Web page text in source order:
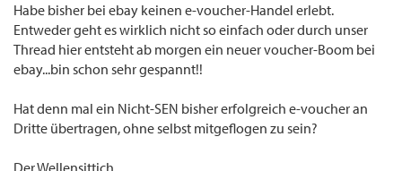
Habe bisher bei ebay keinen e-voucher-Handel erlebt.
Entweder geht es wirklich nicht so einfach oder durch unser
Thread hier entsteht ab morgen ein neuer voucher-Boom bei
ebay...bin schon sehr gespannt!!
Hat denn mal ein Nicht-SEN bisher erfolgreich e-voucher an
Dritte übertragen, ohne selbst mitgeflogen zu sein?